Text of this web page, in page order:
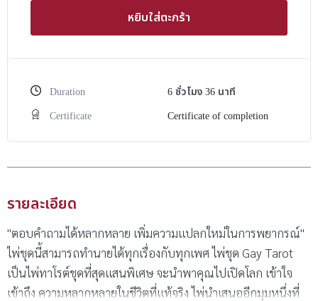
หยิบใส่ตะกร้า
Duration 6ชั่วโมง36 นาที
Certificate
Certificate of completion
รายละเอียด
"ตอบคำถามได้หลากหลาย เพิ่มความแปลกใหม่ในการพยากรณ์"
ไพ่ชุดนี้สามารถทำนายได้ทุกเรื่องกับทุกเพศ ไพ่ชุด Gay Tarot
เป็นไพ่ทาโรต์ชุดที่สุดแสนพิเศษ จะนำพาคุณไปเปิดโลก เข้าใจ
เข้าถึง ความหลากหลายในชีวิตที่แท้จริง ไพ่นำเสนออีกมุมหนึ่งที่